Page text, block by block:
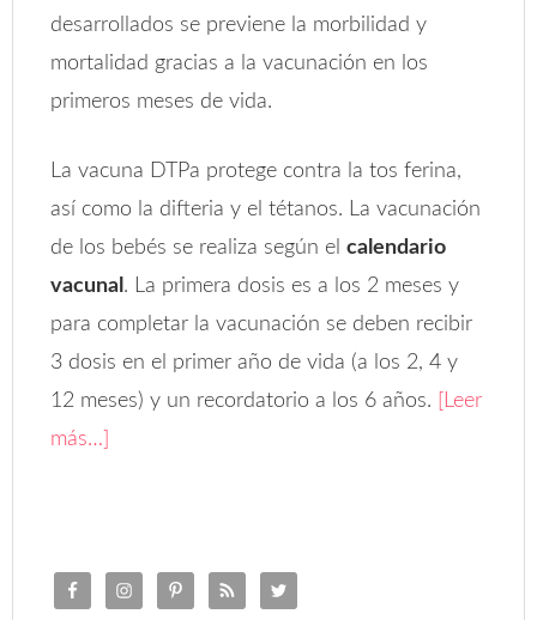
desarrollados se previene la morbilidad y
mortalidad gracias a la vacunación en los
primeros meses de vida.
La vacuna DTPa protege contra la tos ferina,
así como la difteria y el tétanos. La vacunación
de los bebés se realiza según elcalendario
vacunal . La primera dosis es a los 2 meses y
para completar la vacunación se deben recibir
3 dosis en el primer año de vida (a los 2, 4 y
12 meses) y un recordatorio a los 6 años.
[Leer
más…]